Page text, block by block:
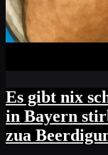
Es gibt nix
in Bayern
zua